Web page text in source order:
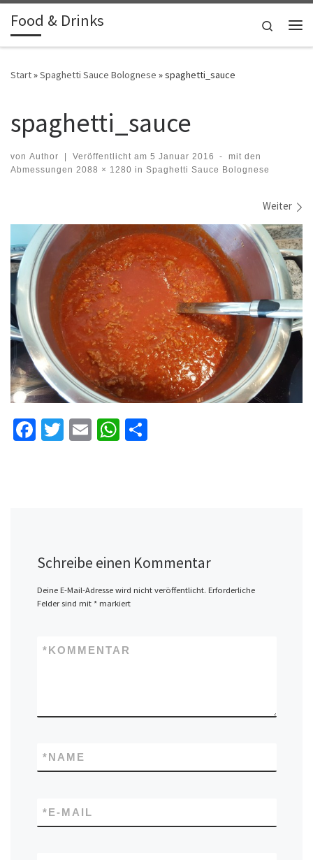
Zum Inhalt springen
Food & Drinks
Search
Start»Spaghetti Sauce Bolognese »spaghetti_sauce
spaghetti_sauce
von Author | Veröffentlicht am 5 Januar 2016 -
mit den
Abmessungen 2088 × 1280 in Spaghetti Sauce Bolognese
Weiter
Fa T
E
W
Schreibe einen Kommentar
Deine E-Mail-Adresse wird nicht veröffentlicht. Erforderliche
Felder sind mit *markiert
KOMMENTAR
*
NAME
*
E-MAIL
*